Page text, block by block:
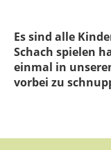
Es sind alle
Schach spielen
einmal in
vorbei zu